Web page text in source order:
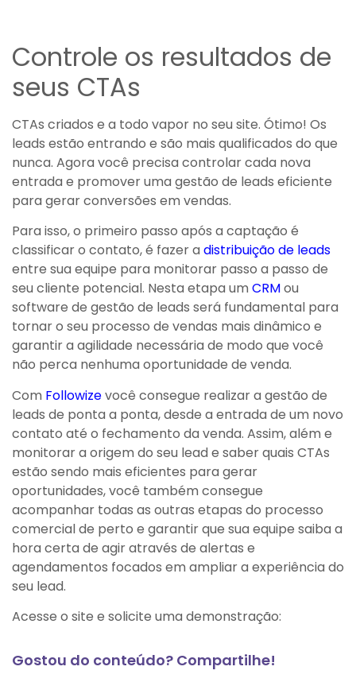
Controle os resultados de
seus CTAs
CTAs criados e a todo vapor no seu site. Ótimo! Os
leads estão entrando e são mais qualificados do que
nunca. Agora você precisa controlar cada nova
entrada e promover uma gestão de leads eficiente
para gerar conversões em vendas.
Para isso, o primeiro passo após a captação é
classificar o contato, é fazer a distribuição de leads
entre sua equipe para monitorar passo a passo de
seu cliente potencial. Nesta etapa um CRMou
software de gestão de leads será fundamental para
tornar o seu processo de vendas mais dinâmico e
garantir a agilidade necessária de modo que você
não perca nenhuma oportunidade de venda.
Com Followizevocê consegue realizar a gestão de
leads de ponta a ponta, desde a entrada de um novo
contato até o fechamento da venda. Assim, além e
monitorar a origem do seu lead e saber quais CTAs
estão sendo mais eficientes para gerar
oportunidades, você também consegue
acompanhar todas as outras etapas do processo
comercial de perto e garantir que sua equipe saiba a
hora certa de agir através de alertas e
agendamentos focados em ampliar a experiência do
seu lead.
Acesse o site e solicite uma demonstração:
Gostou do conteúdo? Compartilhe!